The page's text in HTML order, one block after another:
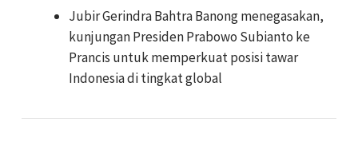
Jubir Gerindra Bahtra Banong menegasakan,
kunjungan Presiden Prabowo Subianto ke
Prancis untuk memperkuat posisi tawar
Indonesia di tingkat global